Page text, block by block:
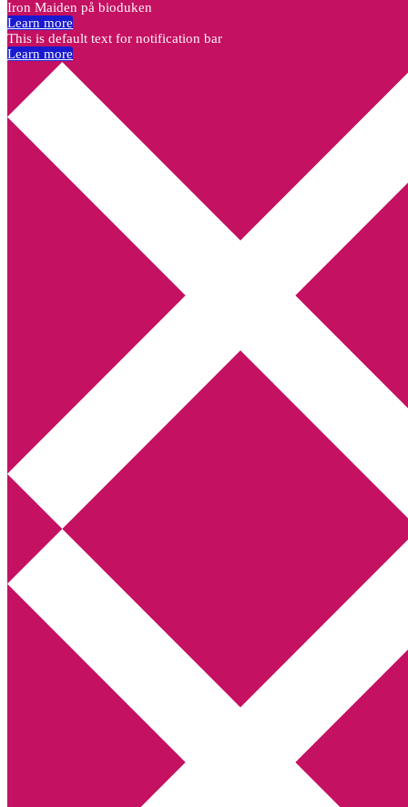
Annikas litteratur- och kulturblogg
Deckare, kriminalromaner, thrillers
Hem
Boktolva
Författarfemman
Kontakt
Webbshop Amazon
Iron Maiden på bioduken
Learn more
This is default text for notification bar
Learn more